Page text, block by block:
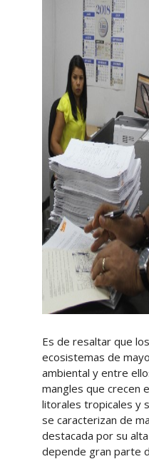
Es de resaltar que
ecosistemas de
ambiental y entre
mangles que crecen
litorales tropicales y
se caracterizan de
destacada por su
depende gran parte